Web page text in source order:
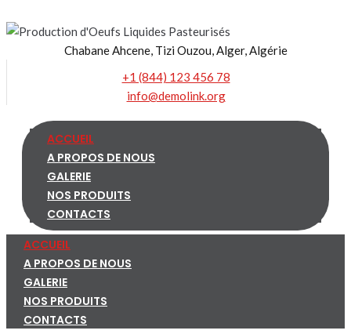
to
Chabane Ahcene, Tizi Ouzou, Alger, Algérie
+1 (844) 123 456 78
info@demolink.org
ACCUEIL
A PROPOS DE NOUS
GALERIE
NOS PRODUITS
CONTACTS
ACCUEIL
A PROPOS DE NOUS
GALERIE
NOS PRODUITS
CONTACTS